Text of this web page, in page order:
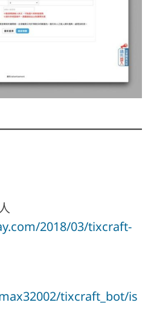
2018/03/tixcraft-
tixcraft_bot/is